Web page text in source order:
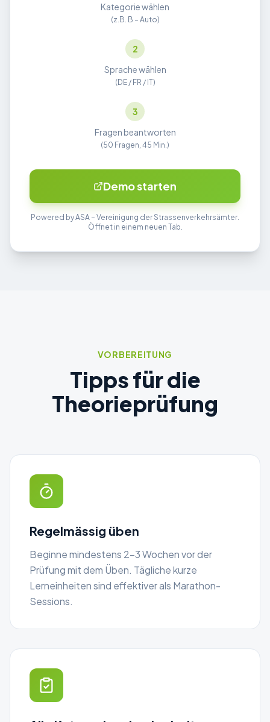
Kategorie wählen
(z.B. B – Auto)
2
Sprache wählen
(DE / FR / IT)
3
Fragen beantworten
(50 Fragen, 45 Min.)
Demo starten
Powered by ASA – Vereinigung der Strassenverkehrsämter.
Öffnet in einem neuen Tab.
VORBEREITUNG
Tipps für die
Theorieprüfung
Regelmässig üben
Beginne mindestens 2–3 Wochen vor der
Prüfung mit dem Üben. Tägliche kurze
Lerneinheiten sind effektiver als Marathon-
Sessions.